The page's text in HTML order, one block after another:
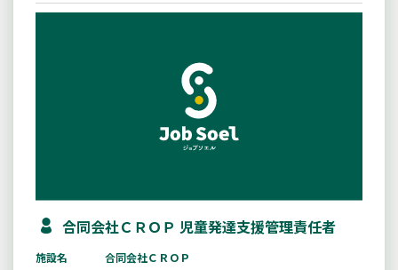
合同会社ＣＲＯＰ 児童発達支援管理責任者
施設名
合同会社ＣＲＯＰ